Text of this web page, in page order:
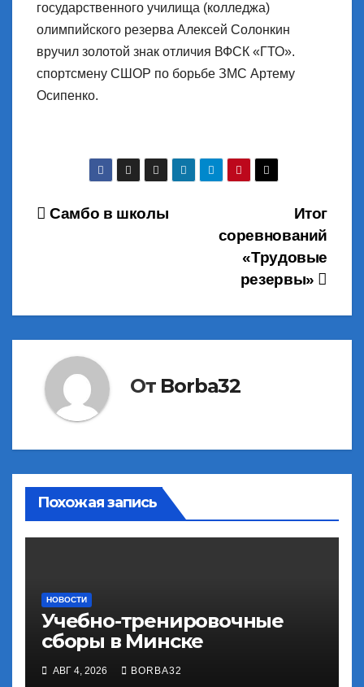
государственного училища (колледжа)
олимпийского резерва Алексей Солонкин
вручил золотой знак отличия ВФСК «ГТО».
спортсмену СШОР по борьбе ЗМС Артему
Осипенко.
Навигация
Итог
соревнований
«Трудовые
резервы»
Самбо в школы
От Borba32
Похожая запись
НОВОСТИ
Учебно-тренировочные
сборы в Минске
АВГ 4, 2026 BORBA32